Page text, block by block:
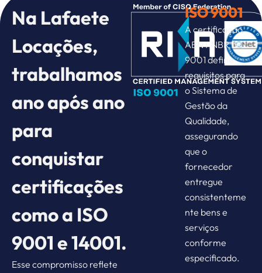
Na Lafaete
Locações,
trabalhamos
ano após ano
para
conquistar
certificações
como a ISO
9001 e 14001.
Esse compromisso reflete
ISO 9001
A certificação
ABNT NBR ISO
9001 define
requisitos para
o Sistema de
Gestão da
Qualidade,
assegurando
que o
fornecedor
entregue
consistenteme
nte bens e
serviços
conforme
especificado.